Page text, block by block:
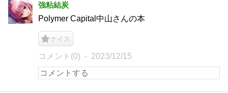
強粘結炭
Polymer Capital中山さんの本
ナイス
コメント(0) 2023/12/15